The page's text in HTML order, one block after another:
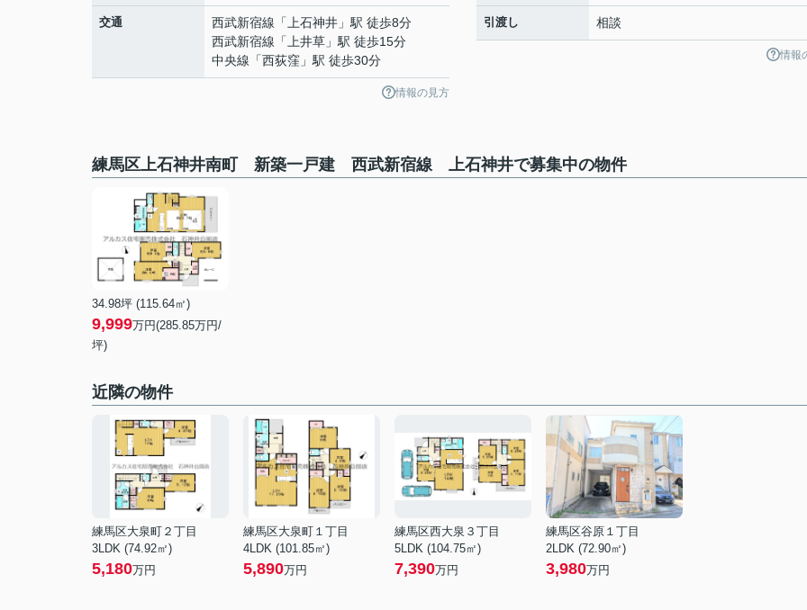
交通 西武新宿線 「 上石神井 」駅 徒歩8分
西武新宿線 「 上井草 」駅 徒歩15分
中央線 「西荻窪 」駅 徒歩30分
情報の見方
引渡し 相談
情報
練馬区上石神井南町 新築一戸建 西武新宿線 上石神井で募集中の物件
34.98坪 (115.64㎡)
9,999万円(285.85万円/
坪)
近隣の物件
練馬区大泉町２丁目
3LDK (74.92㎡)
5,180万円
練馬区大泉町１丁目
4LDK (101.85㎡)
5,890万円
練馬区西大泉３丁目
5LDK (104.75㎡)
7,390万円
練馬区谷原１丁目
2LDK (72.90㎡)
3,980万円